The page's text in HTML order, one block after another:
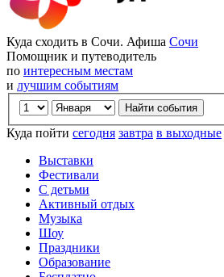
Куда сходить в Сочи. Афиша Сочи
Помощник и путеводитель
по интересным местам
и лучшим событиям
Куда пойти сегодня завтра в выходные
Выставки
Фестивали
С детьми
Активный отдых
Музыка
Шоу
Праздники
Образование